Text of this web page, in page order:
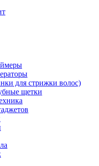
для стрижки волос)
щетки